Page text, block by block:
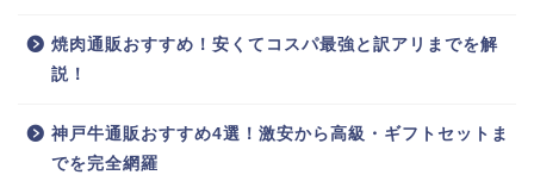
焼肉通販おすすめ！安くてコスパ最強と訳アリまでを解
説！
神戸牛通販おすすめ4選！激安から高級・ギフトセットま
でを完全網羅